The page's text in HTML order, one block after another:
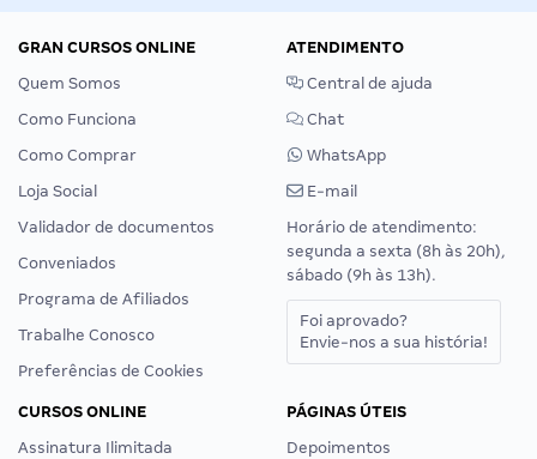
GRAN CURSOS ONLINE
Quem Somos
Como Funciona
Como Comprar
Loja Social
Validador de documentos
Conveniados
Programa de Afiliados
Trabalhe Conosco
Preferências de Cookies
ATENDIMENTO
Central de ajuda
Chat
WhatsApp
E-mail
Horário de atendimento:
segunda a sexta (8h às 20h),
sábado (9h às 13h).
Foi aprovado?
Envie-nos a sua história!
CURSOS ONLINE
Assinatura Ilimitada
PÁGINAS ÚTEIS
Depoimentos